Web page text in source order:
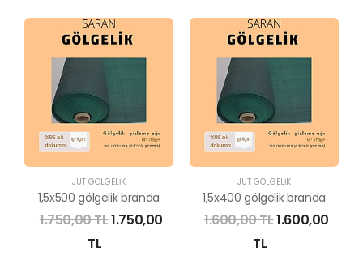
JÜT GÖLGELİK
1,5x500 gölgelik branda
1.750,00 TL1.750,00
TL
JÜT GÖLGELİK
1,5x400 gölgelik branda
1.600,00 TL1.600,00
TL